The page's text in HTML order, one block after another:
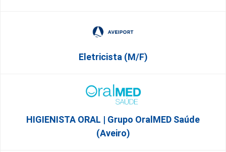
Eletricista (m/f)
HIGIENISTA ORAL | Grupo OralMED Saúde
(Aveiro)